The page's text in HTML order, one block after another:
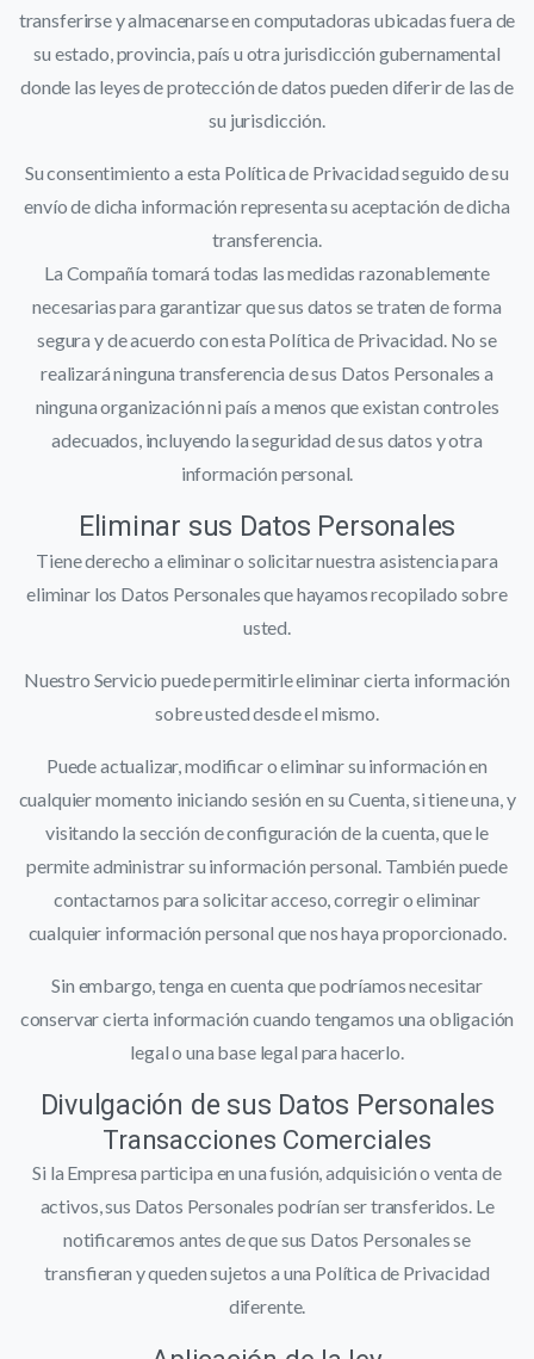
transferirse y almacenarse en computadoras ubicadas fuera de
su estado, provincia, país u otra jurisdicción gubernamental
donde las leyes de protección de datos pueden diferir de las de
su jurisdicción.
Su consentimiento a esta Política de Privacidad seguido de su
envío de dicha información representa su aceptación de dicha
transferencia.
La Compañía tomará todas las medidas razonablemente
necesarias para garantizar que sus datos se traten de forma
segura y de acuerdo con esta Política de Privacidad. No se
realizará ninguna transferencia de sus Datos Personales a
ninguna organización ni país a menos que existan controles
adecuados, incluyendo la seguridad de sus datos y otra
información personal.
Eliminar sus Datos Personales
Tiene derecho a eliminar o solicitar nuestra asistencia para
eliminar los Datos Personales que hayamos recopilado sobre
usted.
Nuestro Servicio puede permitirle eliminar cierta información
sobre usted desde el mismo.
Puede actualizar, modificar o eliminar su información en
cualquier momento iniciando sesión en su Cuenta, si tiene una, y
visitando la sección de configuración de la cuenta, que le
permite administrar su información personal. También puede
contactarnos para solicitar acceso, corregir o eliminar
cualquier información personal que nos haya proporcionado.
Sin embargo, tenga en cuenta que podríamos necesitar
conservar cierta información cuando tengamos una obligación
legal o una base legal para hacerlo.
Divulgación de sus Datos Personales
Transacciones Comerciales
Si la Empresa participa en una fusión, adquisición o venta de
activos, sus Datos Personales podrían ser transferidos. Le
notificaremos antes de que sus Datos Personales se
transfieran y queden sujetos a una Política de Privacidad
diferente.